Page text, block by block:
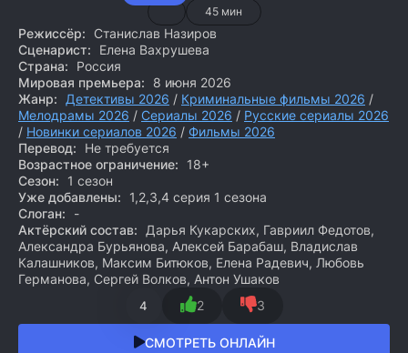
45 мин
Режиссёр:
Станислав Назиров
Сценарист:
Елена Вахрушева
Страна:
Россия
Мировая премьера:
8 июня 2026
Жанр:
Детективы 2026 / Криминальные фильмы 2026 /
Мелодрамы 2026 / Сериалы 2026 / Русские сериалы 2026
/ Новинки сериалов 2026 / Фильмы 2026
Перевод:
Не требуется
Возрастное ограничение:
18+
Сезон:
1 сезон
Уже добавлены:
1,2,3,4 серия 1 сезона
Слоган:
-
Актёрский состав:
Дарья Кукарских, Гавриил Федотов,
Александра Бурьянова, Алексей Барабаш, Владислав
Калашников, Максим Битюков, Елена Радевич, Любовь
Германова, Сергей Волков, Антон Ушаков
4 2 3
СМОТРЕТЬ ОНЛАЙН